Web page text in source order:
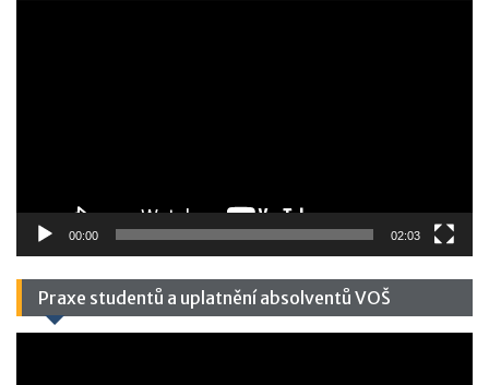
00:00 02:03
Praxe studentů a uplatnění absolventů VOŠ